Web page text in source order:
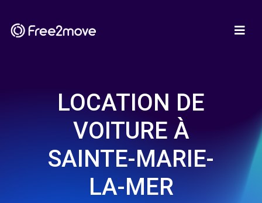
LOCATION DE
VOITURE À
SAINTE-MARIE-
LA-MER